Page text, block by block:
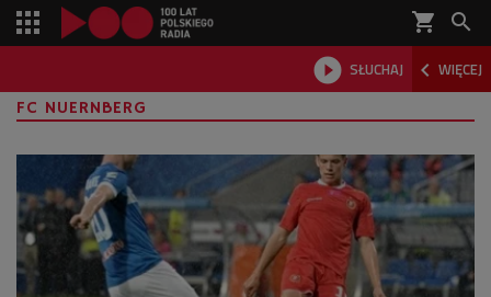
shopping_cart 
 SŁUCHAJ  WIĘCEJ

FC NUERNBERG